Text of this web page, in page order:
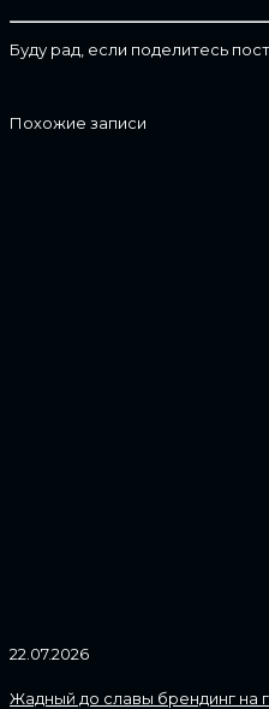
Буду рад, если поделитесь
Похожие записи
22.07.2026
Жадный до славы брендинг на